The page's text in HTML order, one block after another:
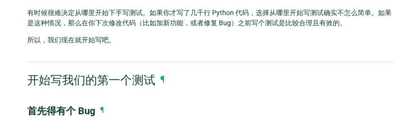
有时候很难决定从哪里开始下手写测试。如果你才写了几千行 Python 代码，选择从哪里开始写测试确实不怎么简单。如果
是这种情况，那么在你下次修改代码（比如加新功能，或者修复 Bug）之前写个测试是比较合理且有效的。
所以，我们现在就开始写吧。
开始写我们的第一个测试 ¶
首先得有个 Bug ¶